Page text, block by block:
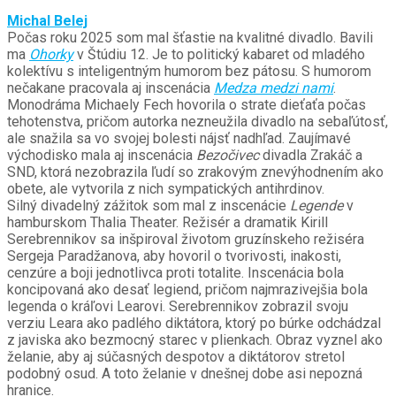
Michal Belej
Počas roku 2025 som mal šťastie na kvalitné divadlo. Bavili
ma Ohorkyv Štúdiu 12. Je to politický kabaret od mladého
kolektívu s inteligentným humorom bez pátosu. S humorom
nečakane pracovala aj inscenácia Medza medzi nami.
Monodráma Michaely Fech hovorila o strate dieťaťa počas
tehotenstva, pričom autorka nezneužila divadlo na sebaľútosť,
ale snažila sa vo svojej bolesti nájsť nadhľad. Zaujímavé
východisko mala aj inscenácia Bezočivecdivadla Zrakáč a
SND, ktorá nezobrazila ľudí so zrakovým znevýhodnením ako
obete, ale vytvorila z nich sympatických antihrdinov.
Silný divadelný zážitok som mal z inscenácie Legendev
hamburskom Thalia Theater. Režisér a dramatik Kirill
Serebrennikov sa inšpiroval životom gruzínskeho režiséra
Sergeja Paradžanova, aby hovoril o tvorivosti, inakosti,
cenzúre a boji jednotlivca proti totalite. Inscenácia bola
koncipovaná ako desať legiend, pričom najmrazivejšia bola
legenda o kráľovi Learovi. Serebrennikov zobrazil svoju
verziu Leara ako padlého diktátora, ktorý po búrke odchádzal
z javiska ako bezmocný starec v plienkach. Obraz vyznel ako
želanie, aby aj súčasných despotov a diktátorov stretol
podobný osud. A toto želanie v dnešnej dobe asi nepozná
hranice.